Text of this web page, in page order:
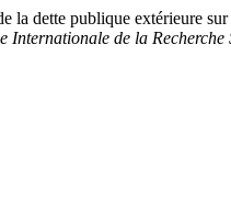
dette publique extérieure sur
Internationale de la Recherche